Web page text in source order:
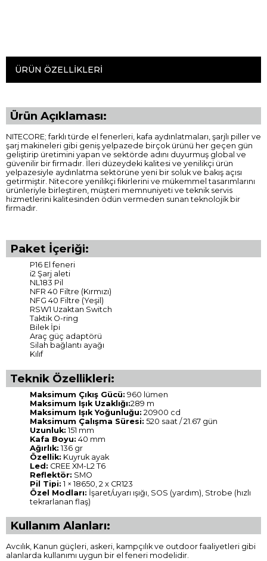
ÜRÜN ÖZELLIKLERI
Ürün Açıklaması:
NITECORE; farklı türde el fenerleri, kafa aydınlatmaları, şarjlı piller ve
şarj makineleri gibi geniş yelpazede birçok ürünü her geçen gün
geliştirip üretimini yapan ve sektörde adını duyurmuş global ve
güvenilir bir firmadır. İleri düzeydeki kalitesi ve yenilikçi ürün
yelpazesiyle aydınlatma sektörüne yeni bir soluk ve bakış açısı
getirmiştir. Nitecore yenilikçi fikirlerini ve mükemmel tasarımlarını
ürünleriyle birleştiren, müşteri memnuniyeti ve teknik servis
hizmetlerini kalitesinden ödün vermeden sunan teknolojik bir
firmadır.
Paket İçeriği:
P16 El feneri
i2 Şarj aleti
NL183 Pil
NFR 40 Filtre (Kırmızı)
NFG 40 Filtre (Yeşil)
RSW1 Uzaktan Switch
Taktik O-ring
Bilek İpi
Araç güç adaptörü
Silah bağlantı ayağı
Kılıf
Teknik Özellikleri:
Maksimum Çıkış Gücü: 960 lümen
Maksimum Işık Uzaklığı:289 m
Maksimum Işık Yoğunluğu: 20900 cd
Maksimum Çalışma Süresi: 520 saat / 21.67 gün
Uzunluk: 151 mm
Kafa Boyu: 40 mm
Ağırlık: 136 gr
Özellik: Kuyruk ayak
Led: CREE XM-L2 T6
Reflektör: SMO
Pil Tipi: 1 × 18650, 2 x CR123
Özel Modları: İşaret/uyarı ışığı, SOS (yardım), Strobe (hızlı
tekrarlanan flaş)
Kullanım Alanları:
Avcılık, Kanun güçleri, askeri, kampçılık ve outdoor faaliyetleri gibi
alanlarda kullanımı uygun bir el feneri modelidir.